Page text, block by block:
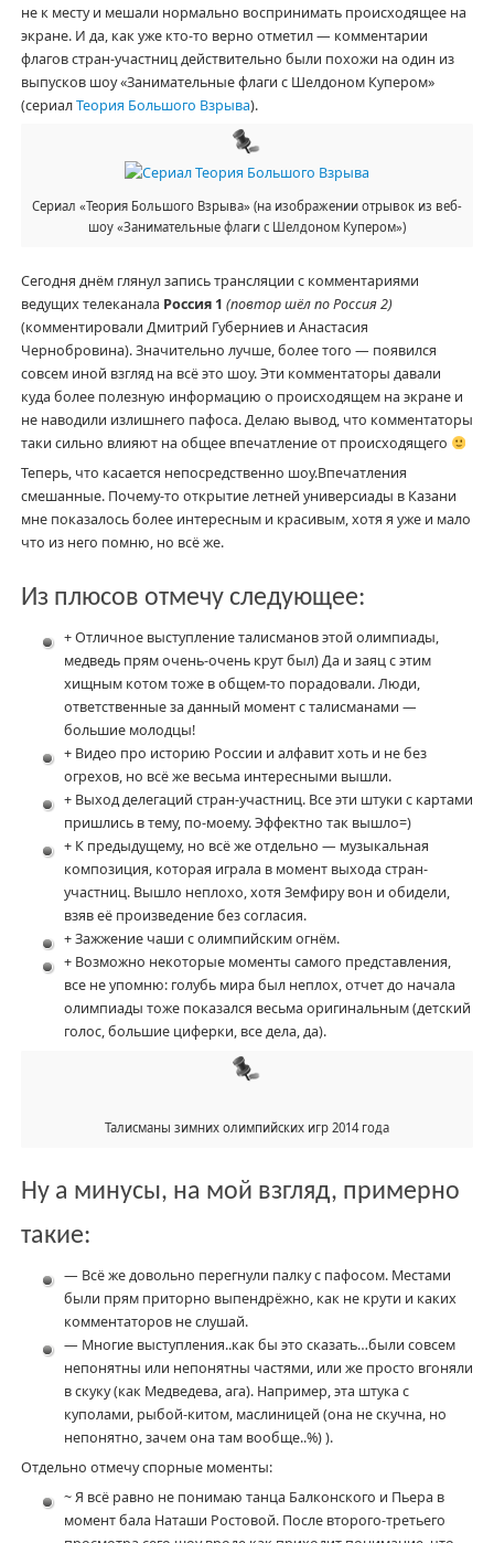
не к месту и мешали нормально воспринимать происходящее на
экране. И да, как уже кто-то верно отметил — комментарии
флагов стран-участниц действительно были похожи на один из
выпусков шоу «Занимательные флаги с Шелдоном Купером»
(сериалТеория Большого Взрыва).
Сериал «Теория Большого Взрыва» (на изображении отрывок из веб-
шоу «Занимательные флаги с Шелдоном Купером»)
Сегодня днём глянул запись трансляции с комментариями
ведущих телеканала Россия 1 (повтор шёл по Россия 2)
(комментировали Дмитрий Губерниев и Анастасия
Чернобровина). Значительно лучше, более того — появился
совсем иной взгляд на всё это шоу. Эти комментаторы давали
куда более полезную информацию о происходящем на экране и
не наводили излишнего пафоса. Делаю вывод, что комментаторы
таки сильно влияют на общее впечатление от происходящего
Теперь, что касается непосредственно шоу.Впечатления
смешанные. Почему-то открытие летней универсиады в Казани
мне показалось более интересным и красивым, хотя я уже и мало
что из него помню, но всё же.
Из плюсов отмечу следующее:
+ Отличное выступление талисманов этой олимпиады,
медведь прям очень-очень крут был) Да и заяц с этим
хищным котом тоже в общем-то порадовали. Люди,
ответственные за данный момент с талисманами —
большие молодцы!
+ Видео про историю России и алфавит хоть и не без
огрехов, но всё же весьма интересными вышли.
+ Выход делегаций стран-участниц. Все эти штуки с картами
пришлись в тему, по-моему. Эффектно так вышло=)
+ К предыдущему, но всё же отдельно — музыкальная
композиция, которая играла в момент выхода стран-
участниц. Вышло неплохо, хотя Земфиру вон и обидели,
взяв её произведение без согласия.
+ Зажжение чаши с олимпийским огнём.
+ Возможно некоторые моменты самого представления,
все не упомню: голубь мира был неплох, отчет до начала
олимпиады тоже показался весьма оригинальным (детский
голос, большие циферки, все дела, да).
Талисманы зимних олимпийских игр 2014 года
Ну а минусы, на мой взгляд, примерно
такие:
— Всё же довольно перегнули палку с пафосом. Местами
были прям приторно выпендрёжно, как не крути и каких
комментаторов не слушай.
— Многие выступления..как бы это сказать…были совсем
непонятны или непонятны частями, или же просто вгоняли
в скуку (как Медведева, ага). Например, эта штука с
куполами, рыбой-китом, маслиницей (она не скучна, но
непонятно, зачем она там вообще..%) ).
Отдельно отмечу спорные моменты:
~ Я всё равно не понимаю танца Балконского и Пьера в
момент бала Наташи Ростовой. После второго-третьего